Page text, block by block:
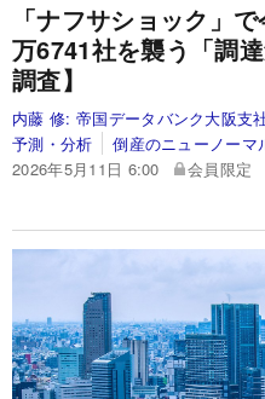
「ナフサショック」
万6741社を襲う「調
調査】
内藤 修: 帝国データバンク大阪支
予測・分析
倒産のニューノーマ
2026年5月11日 6:00
会員限定